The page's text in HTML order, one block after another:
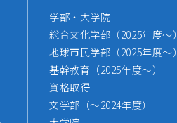
学部・大学院
総合文化学部（2025年度～）
地球市民学部（2025年度～）
基幹教育（2025年度～）
資格取得
文学部（～2024年度）